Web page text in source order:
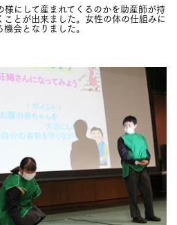
にして産まれてくるのかを助産師が持
とが出来ました。女性の体の仕組みに
会となりました。